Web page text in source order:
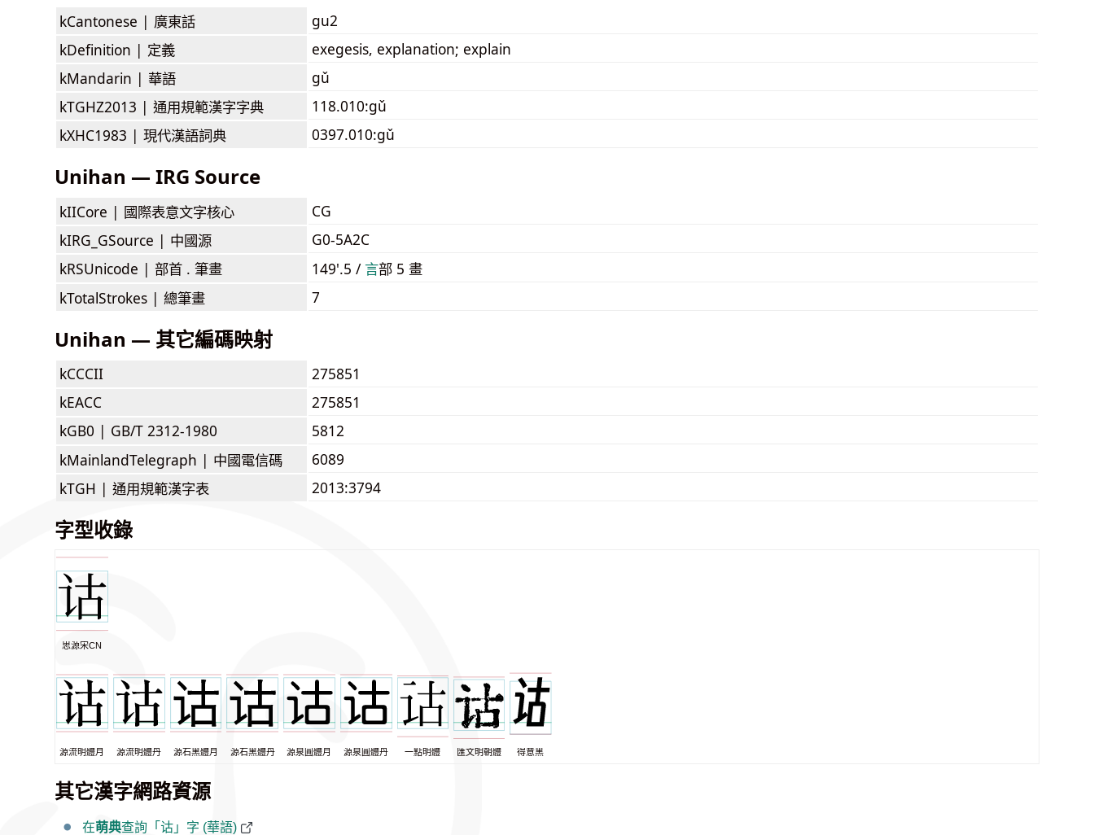
kCantonese | 廣東話
gu2
kDefinition | 定義
exegesis, explanation; explain
kMandarin | 華語
gǔ
kTGHZ2013 | 通用規範漢字字典
118.010:gǔ
kXHC1983 | 現代漢語詞典 0397.010:gǔ
Unihan — IRG Source
kIICore | 國際表意文字核心
CG
kIRG_GSource | 中國源
G0-5A2C
kRSUnicode | 部首 . 筆畫 149'.5 / ⾔部 5 畫
kTotalStrokes | 總筆畫 7
Unihan — 其它編碼映射
kCCCII
275851
kEACC
275851
kGB0 | GB/T 2312-1980
5812
kMainlandTelegraph | 中國電信碼
6089
kTGH | 通用規範漢字表 2013:3794
字型收錄
思源宋CN
源流明體月 源流明體丹 源石黑體月 源石黑體丹 源泉圓體月 源泉圓體丹 一點明體 匯文明朝體 得意黑
其它漢字網路資源
在萌典查詢「诂」字 (華語)